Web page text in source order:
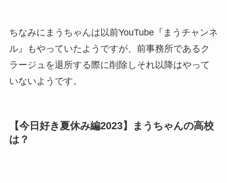
ちなみにまうちゃんは以前YouTube『まうチャンネ
ル』もやっていたようですが、前事務所であるク
ラージュを退所する際に削除しそれ以降はやって
いないようです。
【今日好き夏休み編2023】まうちゃんの高校
は？